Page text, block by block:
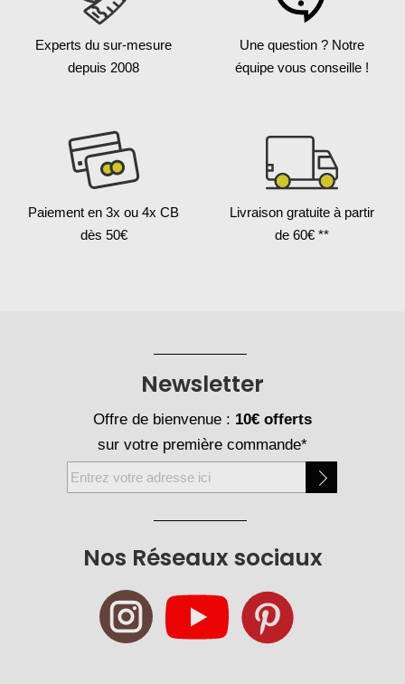
Experts du sur-mesure
depuis 2008
Une question ? Notre
équipe vous conseille !
Paiement en 3x ou 4x CB
dès 50€
Livraison gratuite à partir
de 60€ **
Nos Réseaux sociaux
Newsletter
Offre de bienvenue : 10€ offerts
sur votre première commande*
Inscription
à